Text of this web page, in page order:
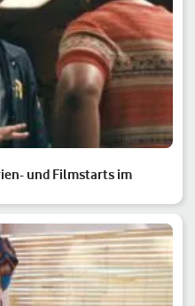
und Filmstarts im